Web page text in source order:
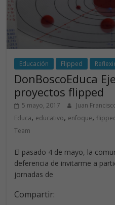
Educación Flipped
DonBoscoEduca
proyectos flipped
5 mayo, 2017 Juan
Educa, educativo, enfoque,
Team
El pasado 4 de mayo, la
deferencia de invitarme a
jornadas de
Compartir: